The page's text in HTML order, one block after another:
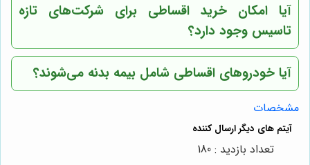
آیا امکان خرید اقساطی برای شرکت‌های تازه
تاسیس وجود دارد؟
آیا خودروهای اقساطی شامل بیمه بدنه می‌شوند؟
مشخصات
تعداد بازدید : 180